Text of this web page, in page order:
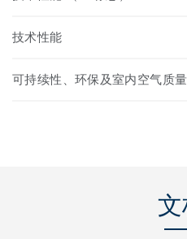
技术性能
可持续性、环保及室内空气质量
文